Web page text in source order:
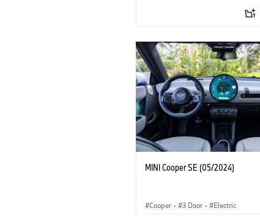
MINI Cooper SE (05/2024)
Cooper · 3 Door · Electric